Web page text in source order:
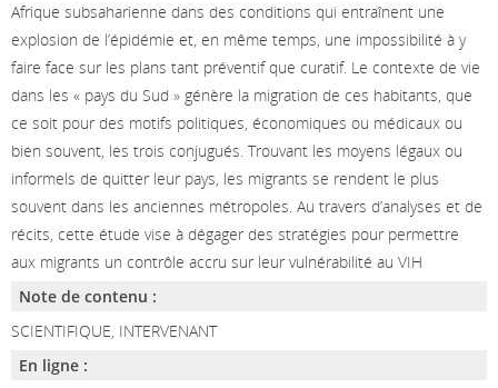
Afrique subsaharienne dans des conditions qui entraînent une
explosion de l’épidémie et, en même temps, une impossibilité à y
faire face sur les plans tant préventif que curatif. Le contexte de vie
dans les « pays du Sud » génère la migration de ces habitants, que
ce soit pour des motifs politiques, économiques ou médicaux ou
bien souvent, les trois conjugués. Trouvant les moyens légaux ou
informels de quitter leur pays, les migrants se rendent le plus
souvent dans les anciennes métropoles. Au travers d’analyses et de
récits, cette étude vise à dégager des stratégies pour permettre
aux migrants un contrôle accru sur leur vulnérabilité au VIH
Note de contenu :
SCIENTIFIQUE, INTERVENANT
En ligne :